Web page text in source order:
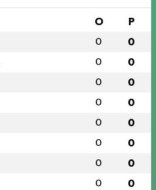
O P
0 0
0 0
0 0
0 0
0 0
0 0
0 0
0 0